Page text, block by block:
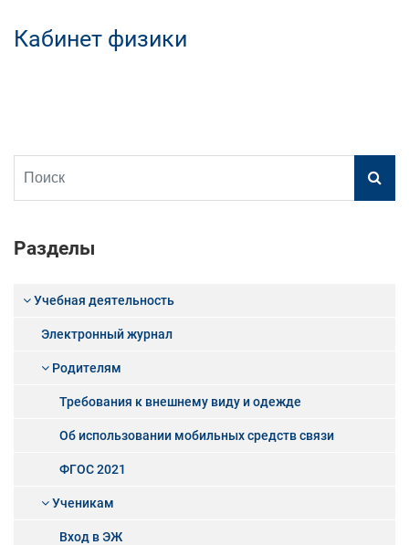
Кабинет физики
Разделы
Учебная деятельность
Электронный журнал
Родителям
Требования к внешнему виду и одежде
Об использовании мобильных средств связи
ФГОС 2021
Ученикам
Вход в ЭЖ